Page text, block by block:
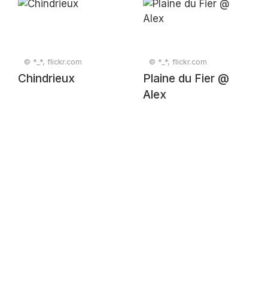
@ Saint-Jorioz
© *_*, flickr.com
Chindrieux
© *_*, flickr.com
Plaine du Fier @
Alex